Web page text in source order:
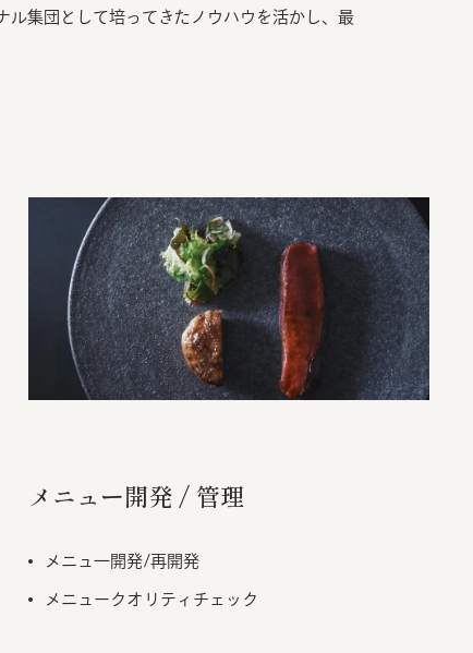
ル集団として培ってきたノウハウを活かし、最
メニュー開発 / 管理
メニュ一開発/再開発
メニュークオリティチェック